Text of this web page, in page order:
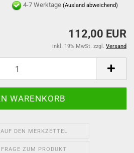
4-7 Werktage(Ausland abweichend)
112,00 EUR
inkl. 19% MwSt. zzgl. Versand
AUF DEN MERKZETTEL
FRAGE ZUM PRODUKT